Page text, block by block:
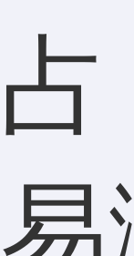
占